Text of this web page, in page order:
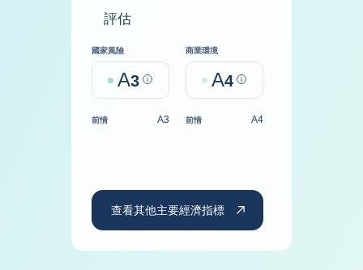
評估
國家風險
A3 Help
商業環境
A4 Help
前情 A3 前情 A4
查看其他主要經濟指標